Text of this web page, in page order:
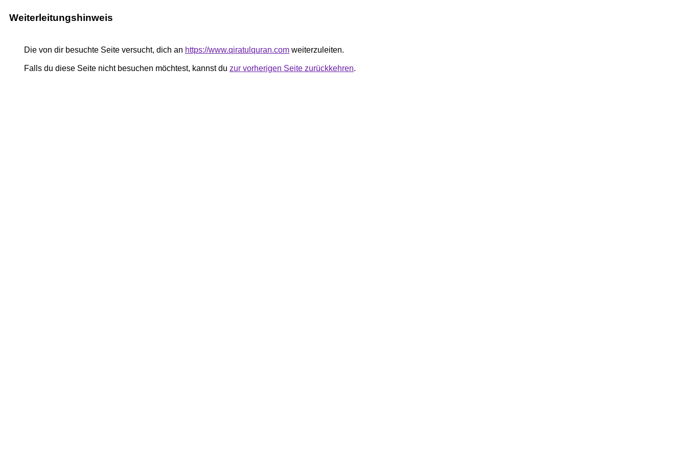
Weiterleitungshinweis
Die von dir besuchte Seite versucht, dich an https://www.qiratulquran.com weiterzuleiten.
Falls du diese Seite nicht besuchen möchtest, kannst du zur vorherigen Seite zurückkehren.